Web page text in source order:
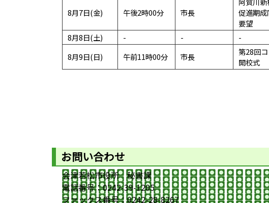
8月7日(金) 午後2時00分 市長
促進期
要望
8月8日(土) - - -
8月9日(日)
午前11時00分 市長
第28回
開校式
お問い合わせ
会津若松市役所 秘書課
電話番号：0242-39-1205
ファックス番号：0242-28-8267